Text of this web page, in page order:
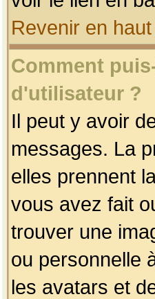
Revenir en
Comment
d'utilisateur ?
Il peut y avoir
messages. La
elles prennent
vous avez fait
trouver une
ou personnelle
les avatars et